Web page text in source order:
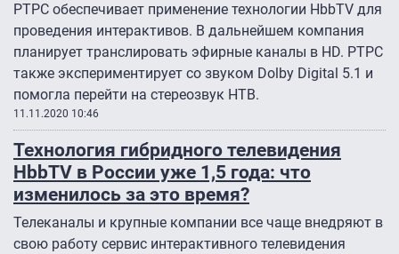
РТРС обеспечивает применение технологии HbbTV для
проведения интерактивов. В дальнейшем компания
планирует транслировать эфирные каналы в HD. РТРС
также экспериментирует со звуком Dolby Digital 5.1 и
помогла перейти на стереозвук НТВ.
11.11.2020 10:46
Технология гибридного телевидения
HbbTV в России уже 1,5 года: что
изменилось за это время?
Телеканалы и крупные компании все чаще внедряют в
свою работу сервис интерактивного телевидения